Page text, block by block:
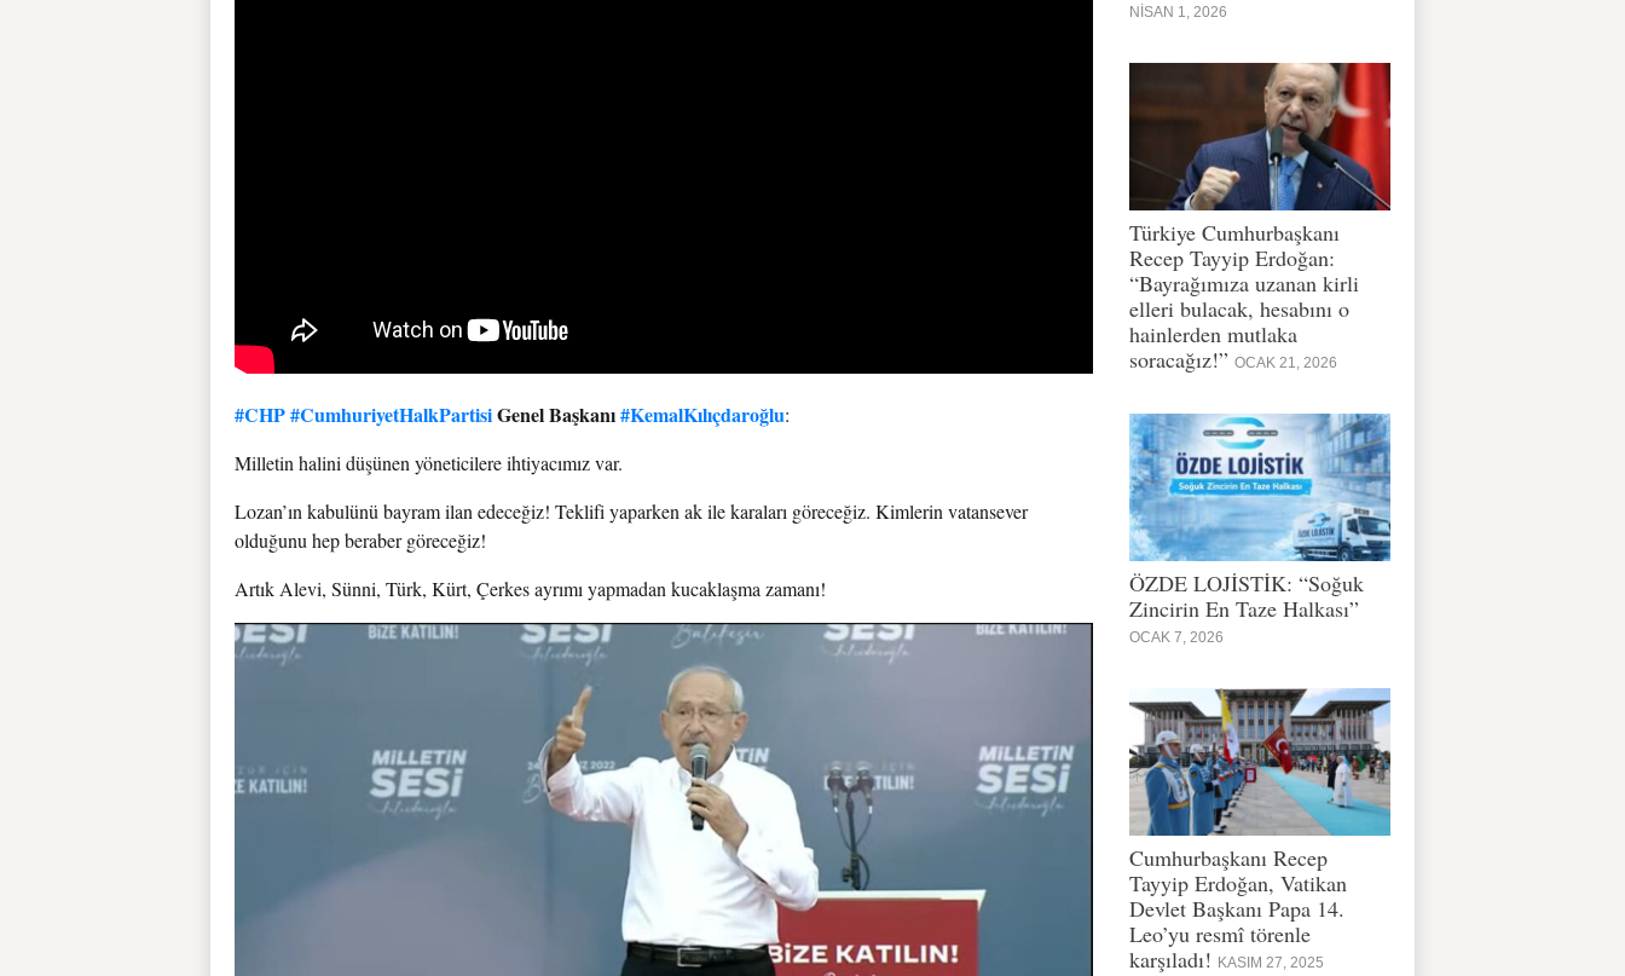
#CHP#CumhuriyetHalkPartisiGenel Başkanı#KemalKılıçdaroğlu:
Milletin halini düşünen yöneticilere ihtiyacımız var.
Lozan’ın kabulünü bayram ilan edeceğiz! Teklifi yaparken ak ile karaları göreceğiz. Kimlerin vatansever
olduğunu hep beraber göreceğiz!
Artık Alevi, Sünni, Türk, Kürt, Çerkes ayrımı yapmadan kucaklaşma zamanı!
NISAN 1, 2026
Türkiye Cumhurbaşkanı
Recep Tayyip Erdoğan:
“Bayrağımıza uzanan kirli
elleri bulacak, hesabını o
hainlerden mutlaka
soracağız!” OCAK 21, 2026
ÖZDE LOJİSTİK: “Soğuk
Zincirin En Taze Halkası”
OCAK 7, 2026
Cumhurbaşkanı Recep
Tayyip Erdoğan, Vatikan
Devlet Başkanı Papa 14.
Leo’yu resmî törenle
karşıladı! KASIM 27, 2025